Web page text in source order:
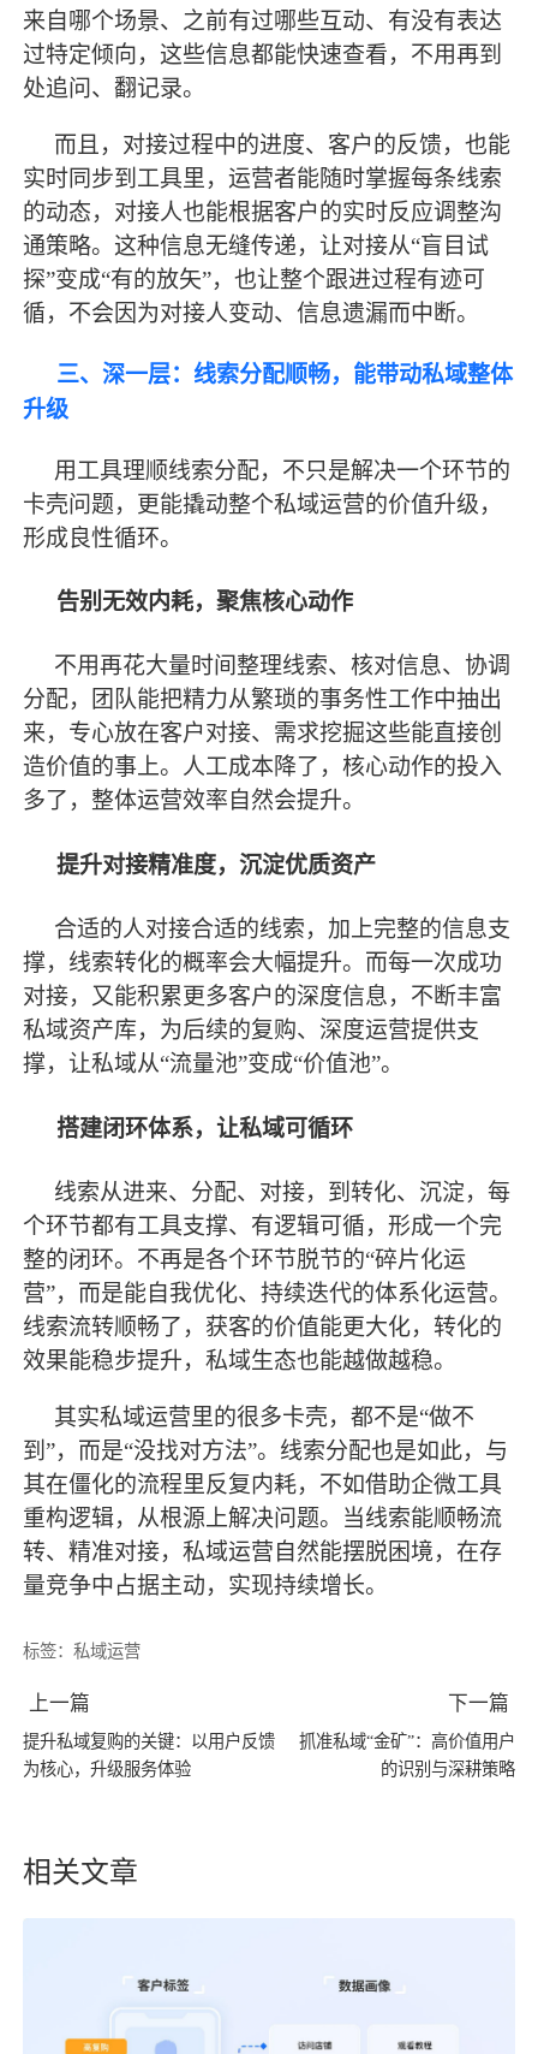
来自哪个场景、之前有过哪些互动、有没有表达
过特定倾向，这些信息都能快速查看，不用再到
处追问、翻记录。
而且，对接过程中的进度、客户的反馈，也能
实时同步到工具里，运营者能随时掌握每条线索
的动态，对接人也能根据客户的实时反应调整沟
通策略。这种信息无缝传递，让对接从“盲目试
探”变成“有的放矢”，也让整个跟进过程有迹可
循，不会因为对接人变动、信息遗漏而中断。
三、深一层：线索分配顺畅，能带动私域整体
升级
用工具理顺线索分配，不只是解决一个环节的
卡壳问题，更能撬动整个私域运营的价值升级，
形成良性循环。
告别无效内耗，聚焦核心动作
不用再花大量时间整理线索、核对信息、协调
分配，团队能把精力从繁琐的事务性工作中抽出
来，专心放在客户对接、需求挖掘这些能直接创
造价值的事上。人工成本降了，核心动作的投入
多了，整体运营效率自然会提升。
提升对接精准度，沉淀优质资产
合适的人对接合适的线索，加上完整的信息支
撑，线索转化的概率会大幅提升。而每一次成功
对接，又能积累更多客户的深度信息，不断丰富
私域资产库，为后续的复购、深度运营提供支
撑，让私域从“流量池”变成“价值池”。
搭建闭环体系，让私域可循环
线索从进来、分配、对接，到转化、沉淀，每
个环节都有工具支撑、有逻辑可循，形成一个完
整的闭环。不再是各个环节脱节的“碎片化运
营”，而是能自我优化、持续迭代的体系化运营。
线索流转顺畅了，获客的价值能更大化，转化的
效果能稳步提升，私域生态也能越做越稳。
其实私域运营里的很多卡壳，都不是“做不
到”，而是“没找对方法”。线索分配也是如此，与
其在僵化的流程里反复内耗，不如借助企微工具
重构逻辑，从根源上解决问题。当线索能顺畅流
转、精准对接，私域运营自然能摆脱困境，在存
量竞争中占据主动，实现持续增长。
标签：私域运营
上一篇
提升私域复购的关键：以用户反馈
为核心，升级服务体验
下一篇
抓准私域“金矿”：高价值用户
的识别与深耕策略
相关文章